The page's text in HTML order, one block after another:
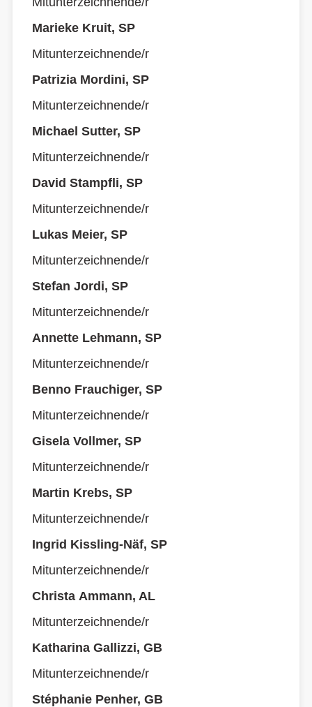
Marieke Kruit, SP
Mitunterzeichnende/r
Patrizia Mordini, SP
Mitunterzeichnende/r
Michael Sutter, SP
Mitunterzeichnende/r
David Stampfli, SP
Mitunterzeichnende/r
Lukas Meier, SP
Mitunterzeichnende/r
Stefan Jordi, SP
Mitunterzeichnende/r
Annette Lehmann, SP
Mitunterzeichnende/r
Benno Frauchiger, SP
Mitunterzeichnende/r
Gisela Vollmer, SP
Mitunterzeichnende/r
Martin Krebs, SP
Mitunterzeichnende/r
Ingrid Kissling-Näf, SP
Mitunterzeichnende/r
Christa Ammann, AL
Mitunterzeichnende/r
Katharina Gallizzi, GB
Mitunterzeichnende/r
Stéphanie Penher, GB